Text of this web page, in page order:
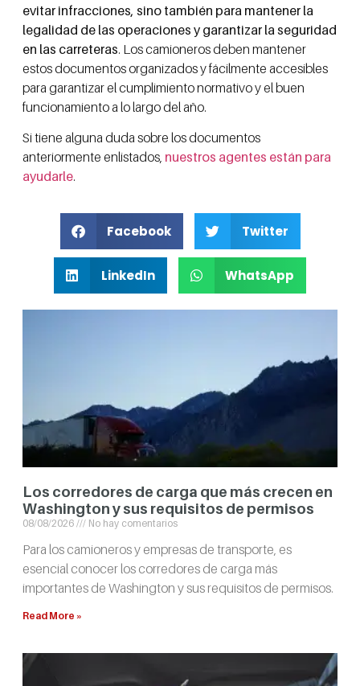
evitar infracciones, sino también para mantener la
legalidad de las operaciones y garantizar la seguridad
en las carreteras. Los camioneros deben mantener
estos documentos organizados y fácilmente accesibles
para garantizar el cumplimiento normativo y el buen
funcionamiento a lo largo del año.
Si tiene alguna duda sobre los documentos
anteriormente enlistados, nuestros agentes están para
ayudarle.
Facebook Twitter
LinkedIn WhatsApp
Los corredores de carga que más crecen en
Washington y sus requisitos de permisos
08/08/2026 No hay comentarios
Para los camioneros y empresas de transporte, es
esencial conocer los corredores de carga más
importantes de Washington y sus requisitos de permisos.
Read More »